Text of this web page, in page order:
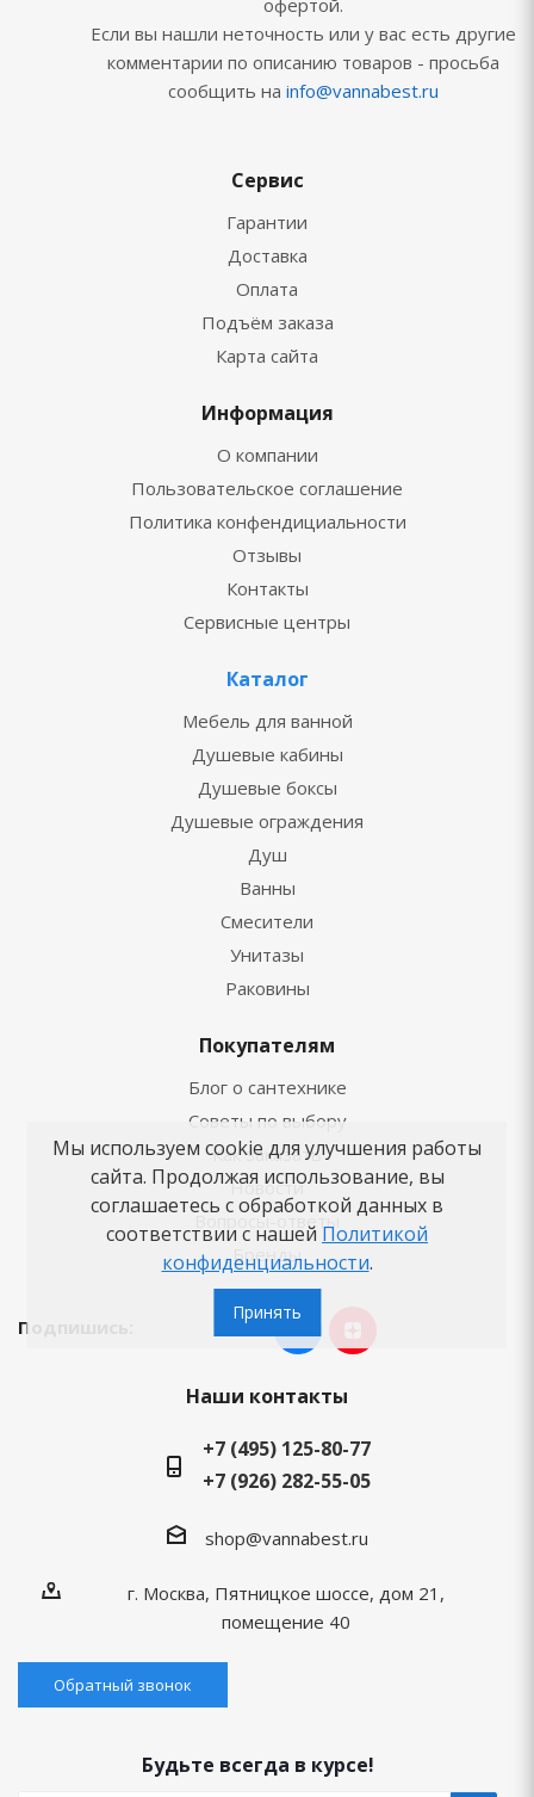
офертой.
Если вы нашли неточность или у вас есть другие
комментарии по описанию товаров - просьба
сообщить на info@vannabest.ru
Сервис
Гарантии
Доставка
Оплата
Подъём заказа
Карта сайта
Информация
О компании
Пользовательское соглашение
Политика конфендициальности
Отзывы
Контакты
Сервисные центры
Каталог
Мебель для ванной
Душевые кабины
Душевые боксы
Душевые ограждения
Душ
Ванны
Смесители
Унитазы
Раковины
Покупателям
Блог о сантехнике
Советы по выбору
Как заказать
Новости
Вопросы-ответы
Бренды
Подпишись:
Наши контакты
+7 (495) 125-80-77
+7 (926) 282-55-05
shop@vannabest.ru
г. Москва, Пятницкое шоссе, дом 21,
помещение 40
Обратный звонок
Будьте всегда в курсе!
Мы используем cookie для улучшения работы
сайта. Продолжая использование, вы
соглашаетесь с обработкой данных в
соответствии с нашей Политикой
конфиденциальности.
Принять